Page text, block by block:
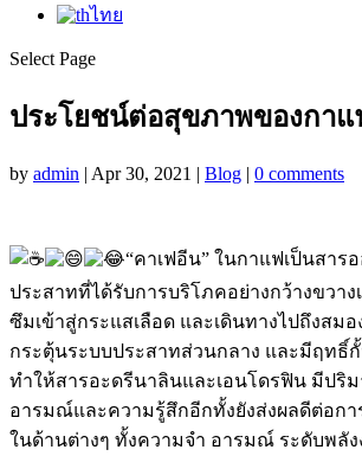
ไทย
Select Page
ประโยชน์ต่อสุขภาพของกา
by admin | Apr 30, 2021 | Blog | 0 comments
“คาเฟอีน” ในกาแฟเป็นสาร
ประสาทที่ได้รับการบริโภคอย่างกว้างขวา
ซึมเข้าสู่กระแสเลือด และเดินทางไปถึงสม
กระตุ้นระบบประสาทส่วนกลาง และมีฤทธิ์
ทำให้สารอะดรีนาลินและเอนโดรฟิน มีปริ
อารมณ์และความรู้สึกอีกทั้งยังส่งผลดีต่อกา
ในด้านต่างๆ ทั้งความจำ อารมณ์ ระดับพลั